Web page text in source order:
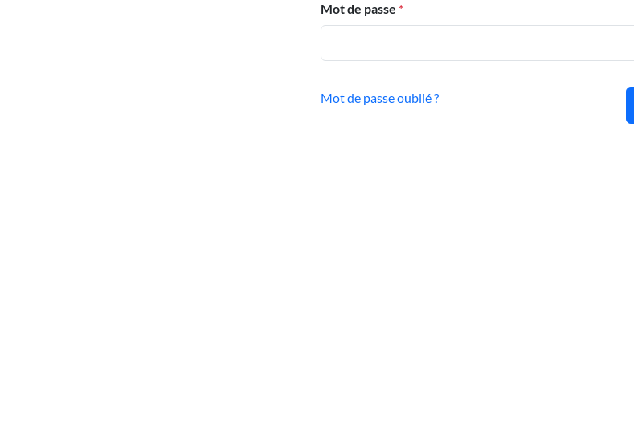
Mot de passe *
Mot de passe oublié ?